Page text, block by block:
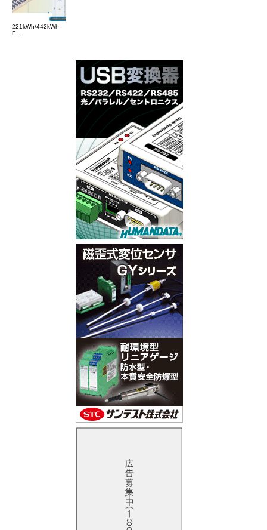
221kWh/442kWh
F...